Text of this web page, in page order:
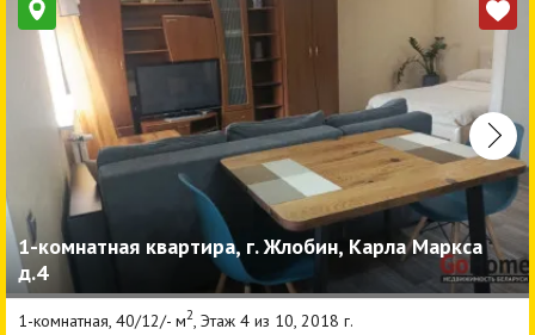
1-комнатная квартира, г. Жлобин, Карла Маркса
д.4
1-комнатная, 40/12/- м2 , Этаж 4 из 10, 2018 г.